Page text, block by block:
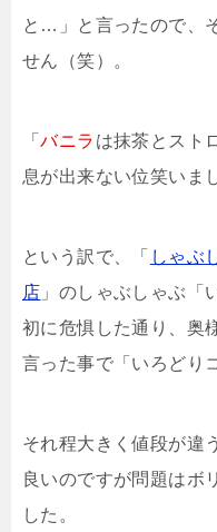
と…」と言ったので、
せん（笑）。
「バニラ は抹茶とスト
息が出来ない位笑いま
という訳で、「 しゃぶ
店 」のしゃぶしゃぶ「
初に危惧した通り、奥
言った事で「いろどり
それ程大きく値段が違
良いのですが問題はボ
した。